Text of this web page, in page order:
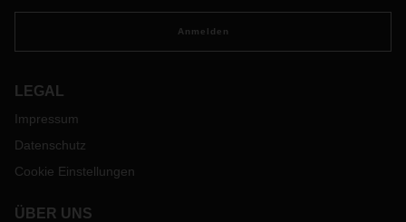
Anmelden
LEGAL
Impressum
Datenschutz
Cookie Einstellungen
ÜBER UNS